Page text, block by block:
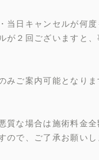
当日キャンセルが何度
が２回ございますと
みご案内可能となり
質な場合は施術料金
ので、ご了承お願いし